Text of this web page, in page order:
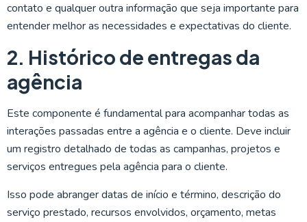
contato e qualquer outra informação que seja importante para
entender melhor as necessidades e expectativas do cliente.
2. Histórico de entregas da
agência
Este componente é fundamental para acompanhar todas as
interações passadas entre a agência e o cliente. Deve incluir
um registro detalhado de todas as campanhas, projetos e
serviços entregues pela agência para o cliente.
Isso pode abranger datas de início e término, descrição do
serviço prestado, recursos envolvidos, orçamento, metas